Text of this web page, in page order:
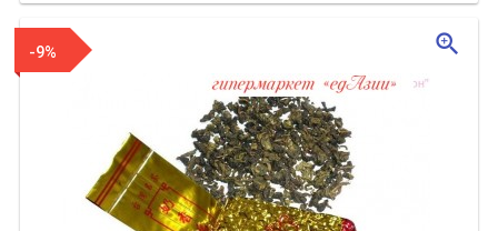
-9% zoom_in